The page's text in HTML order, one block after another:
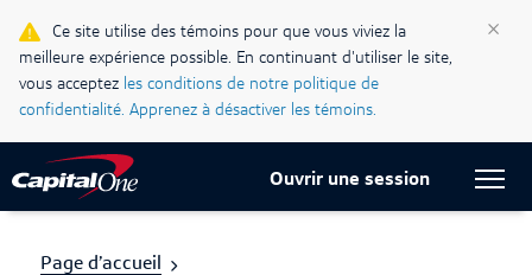
Ce site utilise des témoins pour que vous viviez la
meilleure expérience possible. En continuant d'utiliser le site,
vous acceptez les conditions de notre politique de
confidentialité. Apprenez à désactiver les témoins.
×
Blogue Ma vie, mon crédit
Centre d’assistance
Current Locale:
Français (Canada)
Ouvrir une session
Page d’accueil